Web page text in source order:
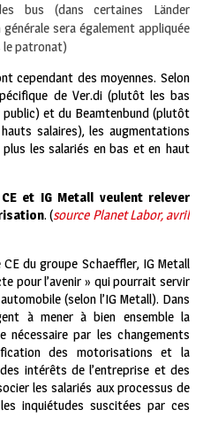
bus (dans certaines Länder
sera également appliquée
le patronat)
cependant des moyennes. Selon
de Ver.di (plutôt les bas
et du Beamtenbund (plutôt
salaires), les augmentations
les salariés en bas et en haut
et IG Metall veulent relever
. (source Planet Labor, avril
du groupe Schaeffler, IG Metall
pour l’avenir » qui pourrait servir
(selon l’IG Metall). Dans
à mener à bien ensemble la
nécessaire par les changements
des motorisations et la
intérêts de l’entreprise et des
les salariés aux processus de
inquiétudes suscitées par ces